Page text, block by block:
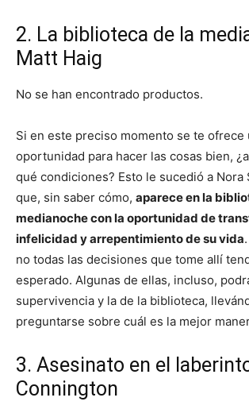
2. La biblioteca de la
Matt Haig
No se han encontrado productos.
Si en este preciso momento se te ofrece
oportunidad para hacer las cosas bien,
qué condiciones? Esto le sucedió a Nora
que, sin saber cómo, aparece en la
medianoche con la oportunidad de
infelicidad y arrepentimiento de su vida
no todas las decisiones que tome allí
esperado. Algunas de ellas, incluso,
supervivencia y la de la biblioteca,
preguntarse sobre cuál es la mejor
3. Asesinato en el
Connington